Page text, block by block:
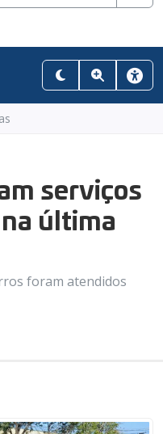
serviços
última
foram atendidos